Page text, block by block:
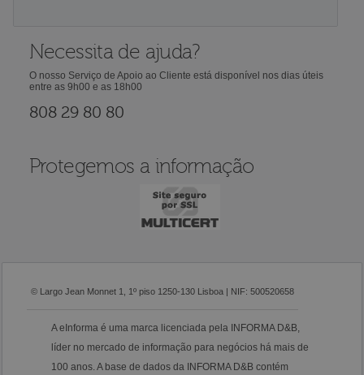
Necessita de ajuda?
O nosso Serviço de Apoio ao Cliente está disponível nos dias úteis
entre as 9h00 e as 18h00
808 29 80 80
Protegemos a informação
© Largo Jean Monnet 1, 1º piso 1250-130 Lisboa | NIF: 500520658
A eInforma é uma marca licenciada pela INFORMA D&B,
líder no mercado de informação para negócios há mais de
100 anos. A base de dados da INFORMA D&B contém